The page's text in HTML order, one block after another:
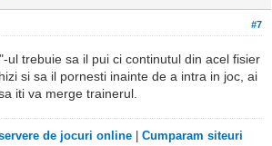
#7
ul trebuie sa il pui ci continutul din acel fisier
si sa il pornesti inainte de a intra in joc, ai
iti va merge trainerul.
de jocuri online Cumparam siteuri